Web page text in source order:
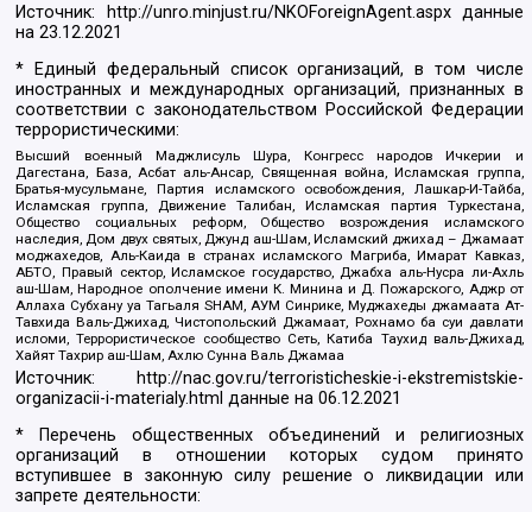
Источник: http://unro.minjust.ru/NKOForeignAgent.aspxданные
на23.12.2021
* Единый федеральный список организаций, в том числе
иностранных и международных организаций, признанных в
соответствии с законодательством Российской Федерации
террористическими:
Высший военный Маджлисуль Шура, Конгресс народов Ичкерии и
Дагестана, База, Асбат аль-Ансар, Священная война, Исламская группа,
Братья-мусульмане, Партия исламского освобождения, Лашкар-И-Тайба,
Исламская группа, Движение Талибан, Исламская партия Туркестана,
Общество социальных реформ, Общество возрождения исламского
наследия, Дом двух святых, Джунд аш-Шам, Исламский джихад – Джамаат
моджахедов, Аль-Каида в странах исламского Магриба, Имарат Кавказ,
АБТО, Правый сектор, Исламское государство, Джабха аль-Нусра ли-Ахль
аш-Шам, Народное ополчение имени К. Минина и Д. Пожарского, Аджр от
Аллаха Субхану уа Тагьаля SHAM, АУМ Синрике, Муджахеды джамаата Ат-
Тавхида Валь-Джихад, Чистопольский Джамаат, Рохнамо ба суи давлати
исломи, Террористическое сообщество Сеть, Катиба Таухид валь-Джихад,
Хайят Тахрир аш-Шам, Ахлю Сунна Валь Джамаа
Источник:
http://nac.gov.ru/terroristicheskie-i-ekstremistskie-
organizacii-i-materialy.html данные на06.12.2021
* Перечень общественных объединений и религиозных
организаций в отношении которых судом принято
вступившее в законную силу решение о ликвидации или
запрете деятельности: